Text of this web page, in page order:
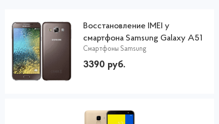
Восстановление IMEI у
смартфона Samsung Galaxy A51
Смартфоны Samsung
3390 руб.